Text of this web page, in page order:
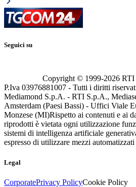
Seguici su
Copyright © 1999-2026 RTI
P.Iva 03976881007 - Tutti i diritti
Mediamond S.p.A. - RTI S.p.A.,
Amsterdam (Paesi Bassi) - Uffici Viale
Monzese (MI)Rispetto ai contenuti e ai
riprodotti è vietata ogni utilizzazione
sistemi di intelligenza artificiale
espresso di utilizzare mezzi
Legal
CorporatePrivacy PolicyCookie Policy